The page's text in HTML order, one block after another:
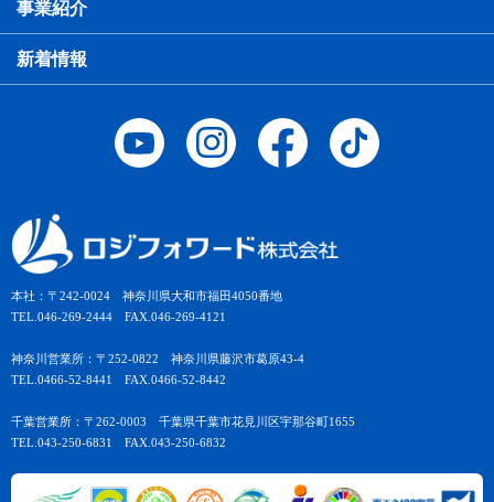
本社：〒242-0024 神奈川県大和市福田4050番地
TEL.046-269-2444 FAX.046-269-4121
神奈川営業所：〒252-0822 神奈川県藤沢市葛原43-4
TEL.0466-52-8441 FAX.0466-52-8442
千葉営業所：〒262-0003 千葉県千葉市花見川区宇那谷町1655
TEL.043-250-6831 FAX.043-250-6832
事業紹介
新着情報